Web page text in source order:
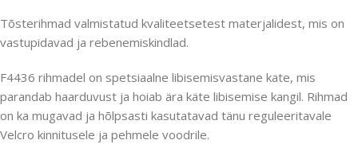
Tõsterihmad valmistatud kvaliteetsetest materjalidest, mis on
vastupidavad ja rebenemiskindlad.
F4436 rihmadel on spetsiaalne libisemisvastane kate, mis
parandab haarduvust ja hoiab ära käte libisemise kangil. Rihmad
on ka mugavad ja hõlpsasti kasutatavad tänu reguleeritavale
Velcro kinnitusele ja pehmele voodrile.